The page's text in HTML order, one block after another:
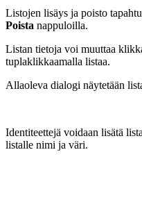
Listojen lisäys ja poisto
Poista nappuloilla.
Listan tietoja voi muuttaa
tuplaklikkaamalla listaa.
Allaoleva dialogi näytetään
Identiteettejä voidaan lisätä
listalle nimi ja väri.